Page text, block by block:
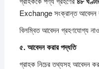
Exchange সংক্রান্ত আবেদন
বিলম্বিত আবেদন গ্রহণযোগ্য
৫.আবেদনকরারপদ্ধতি
গ্রাহক নিচের তথ্যসহ আবেদন